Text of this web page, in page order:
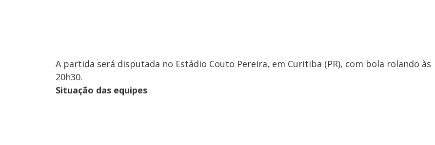
A partida será disputada no Estádio Couto Pereira, em Curitiba (PR), com bola rolando às
20h30.
Situação das equipes